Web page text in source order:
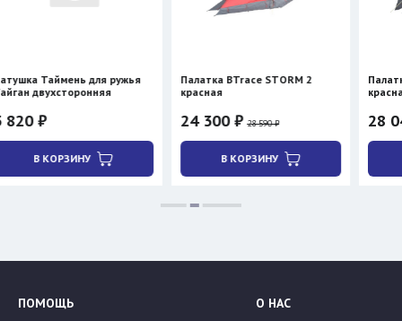
для ружья
Палатка BTrace STORM 2
28 590 ₽
Палатка BTrace
32 990 ₽
ПОМОЩЬ
О НАС